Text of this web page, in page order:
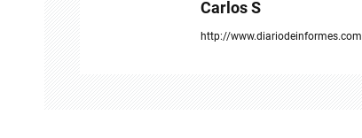
Carlos S
http://www.diariodeinformes.com